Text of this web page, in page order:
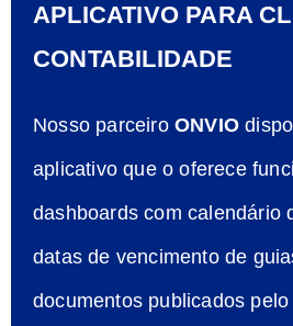
APLICATIVO PARA
CONTABILIDADE
Nosso parceiro ONVIO
aplicativo que o oferece
dashboards com calendário
datas de vencimento de
documentos publicados